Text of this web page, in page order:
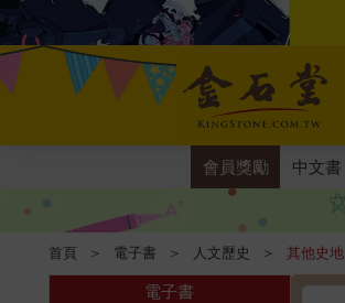
會員獎勵 中文書
首頁 ＞ 電子書 ＞ 人文歷史 ＞ 其他史地
電子書